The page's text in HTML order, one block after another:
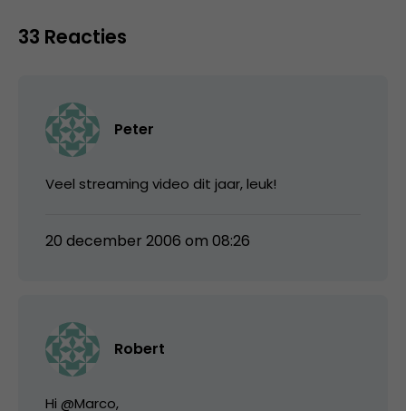
33 Reacties
Peter
Veel streaming video dit jaar, leuk!
20 december 2006 om 08:26
Robert
Hi @Marco,